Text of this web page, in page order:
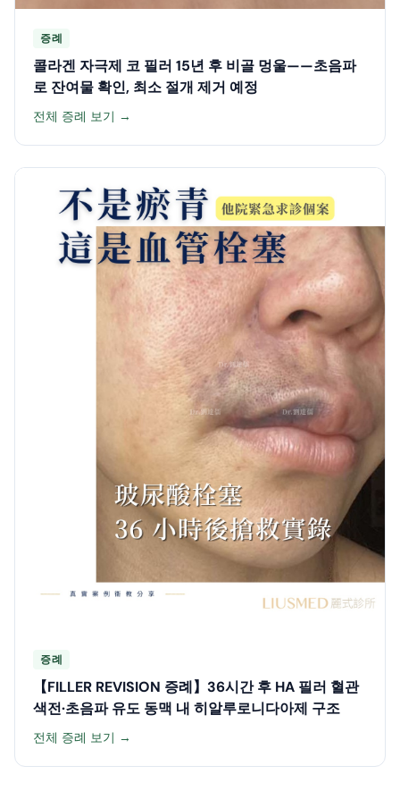
증례
콜라겐 자극제 코 필러 15년 후 비골 멍울——초음파
로 잔여물 확인, 최소 절개 제거 예정
전체 증례 보기 →
증례
【FILLER REVISION 증례】36시간 후 HA 필러 혈관
색전·초음파 유도 동맥 내 히알루로니다아제 구조
전체 증례 보기 →